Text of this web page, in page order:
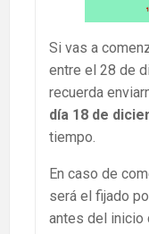
Si vas a
entre el 28 de
recuerda
día 18 de
tiempo.
En caso de
será el fijado
antes del inicio